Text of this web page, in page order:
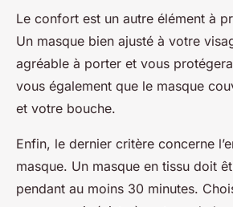
Le confort est un autre élément à
Un masque bien ajusté à votre
agréable à porter et vous
vous également que le masque
et votre bouche.
Enfin, le dernier critère concerne
masque. Un masque en tissu doit
pendant au moins 30 minutes.